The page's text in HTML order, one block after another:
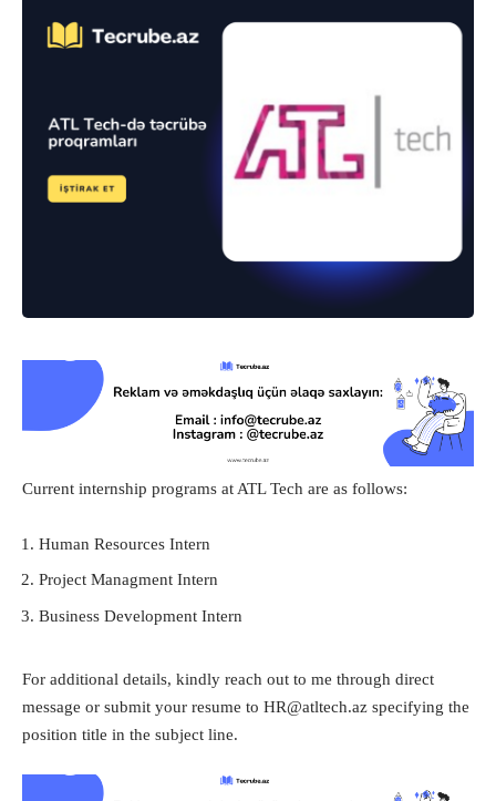
Current internship programs at ATL Tech are as follows:
Human Resources Intern
Project Managment Intern
Business Development Intern
For additional details, kindly reach out to me through direct
message or submit your resume to HR@atltech.az specifying the
position title in the subject line.